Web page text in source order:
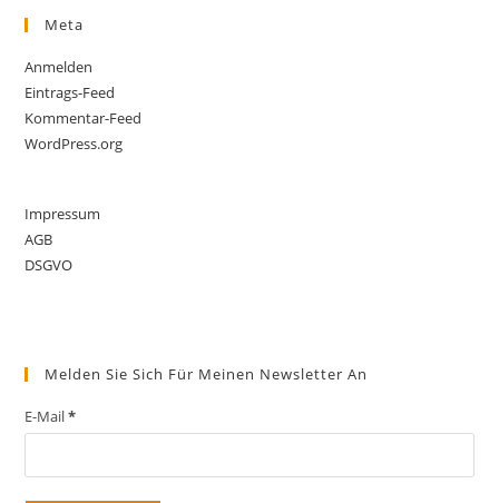
Meta
Anmelden
Eintrags-Feed
Kommentar-Feed
WordPress.org
Impressum
AGB
DSGVO
Melden Sie Sich Für Meinen Newsletter An
E-Mail*